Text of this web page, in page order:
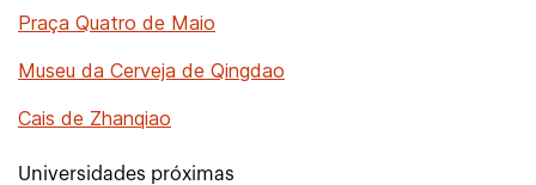
Praça Quatro de Maio
Museu da Cerveja de Qingdao
Cais de Zhanqiao
Universidades próximas